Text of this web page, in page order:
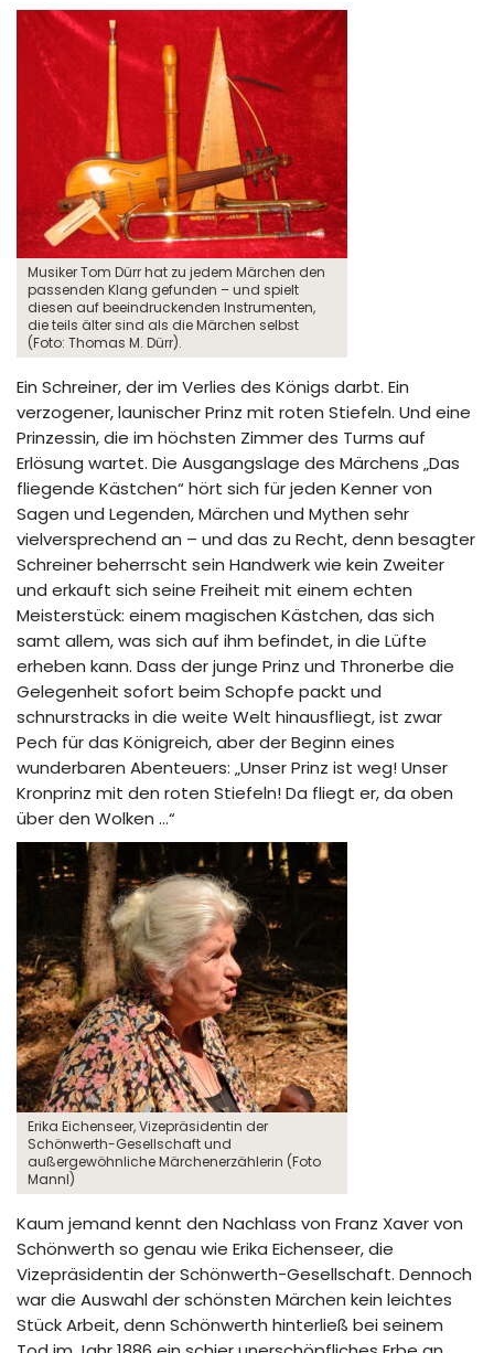
Musiker Tom Dürr hat zu jedem Märchen den
passenden Klang gefunden – und spielt
diesen auf beeindruckenden Instrumenten,
die teils älter sind als die Märchen selbst
(Foto: Thomas M. Dürr).
Ein Schreiner, der im Verlies des Königs darbt. Ein
verzogener, launischer Prinz mit roten Stiefeln. Und eine
Prinzessin, die im höchsten Zimmer des Turms auf
Erlösung wartet. Die Ausgangslage des Märchens „Das
fliegende Kästchen“ hört sich für jeden Kenner von
Sagen und Legenden, Märchen und Mythen sehr
vielversprechend an – und das zu Recht, denn besagter
Schreiner beherrscht sein Handwerk wie kein Zweiter
und erkauft sich seine Freiheit mit einem echten
Meisterstück: einem magischen Kästchen, das sich
samt allem, was sich auf ihm befindet, in die Lüfte
erheben kann. Dass der junge Prinz und Thronerbe die
Gelegenheit sofort beim Schopfe packt und
schnurstracks in die weite Welt hinausfliegt, ist zwar
Pech für das Königreich, aber der Beginn eines
wunderbaren Abenteuers: „Unser Prinz ist weg! Unser
Kronprinz mit den roten Stiefeln! Da fliegt er, da oben
über den Wolken …“
Erika Eichenseer, Vizepräsidentin der
Schönwerth-Gesellschaft und
außergewöhnliche Märchenerzählerin (Foto
Mannl)
Kaum jemand kennt den Nachlass von Franz Xaver von
Schönwerth so genau wie Erika Eichenseer, die
Vizepräsidentin der Schönwerth-Gesellschaft. Dennoch
war die Auswahl der schönsten Märchen kein leichtes
Stück Arbeit, denn Schönwerth hinterließ bei seinem